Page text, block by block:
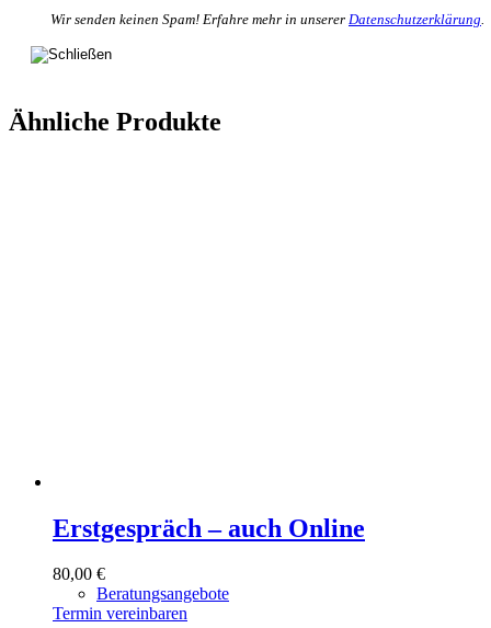
Wir senden keinen Spam! Erfahre mehr in unserer Datenschutzerklärung
Ähnliche Produkte
Erstgespräch – auch Online
80,00 €
Beratungsangebote
Termin vereinbaren